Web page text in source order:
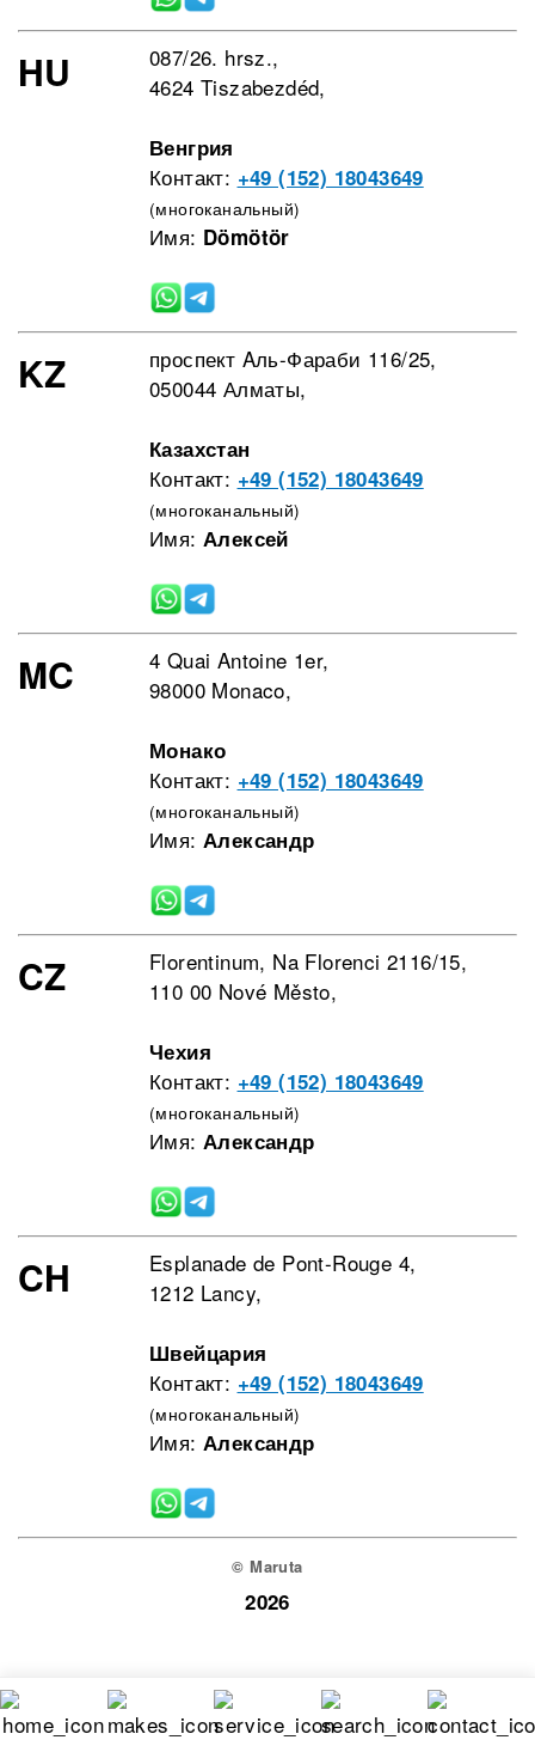
HU
087/26. hrsz.,
4624 Tiszabezdéd,
Венгрия
Контакт: +49 (152) 18043649
(многоканальный)
Имя: Dömötör
KZ
проспект Aль-Фараби 116/25,
050044 Алматы,
Казахстан
Контакт: +49 (152) 18043649
(многоканальный)
Имя: Алексей
MC
4 Quai Antoine 1er,
98000 Monaco,
Монако
Контакт: +49 (152) 18043649
(многоканальный)
Имя: Александр
CZ
Florentinum, Na Florenci 2116/15,
110 00 Nové Město,
Чехия
Контакт: +49 (152) 18043649
(многоканальный)
Имя: Александр
CH
Esplanade de Pont-Rouge 4,
1212 Lancy,
Швейцария
Контакт: +49 (152) 18043649
(многоканальный)
Имя: Александр
© Maruta
2026